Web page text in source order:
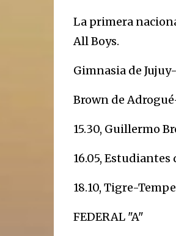
La primera
All Boys.
Gimnasia de
Brown de
15.30, Guillermo
16.05,
18.10, Tigre-
FEDERAL "A"